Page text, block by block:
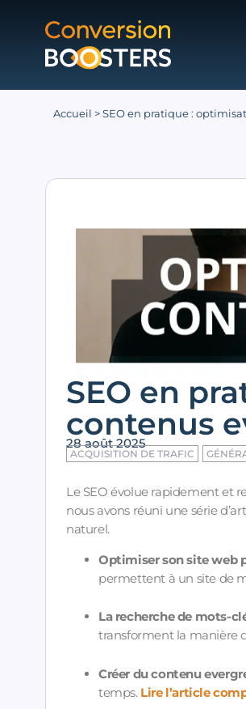
Accueil >SEO en pratique :
SEO en
contenus
28 août 2025
ACQUISITION DE TRAFIC
Le SEO évolue rapidement et
nous avons réuni une série
naturel.
Optimiser son site web
permettent à un site de
La recherche de mots-
transforment la manière
Créer du contenu
temps. Lire l’article